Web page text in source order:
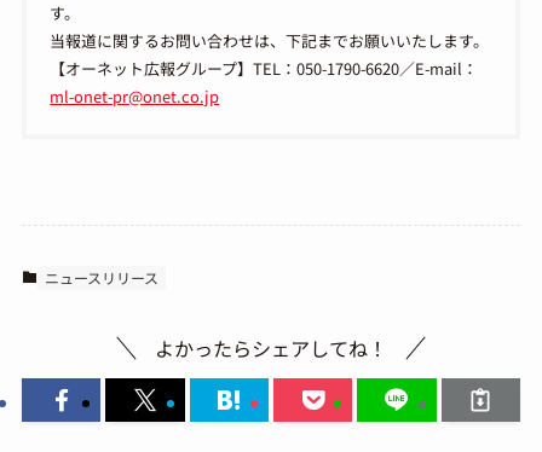
す。
当報道に関するお問い合わせは、下記までお願いいたします。
【オーネット広報グループ】TEL：050-1790-6620／E-mail：
ml-onet-pr@onet.co.jp
ニュースリリース
よかったらシェアしてね！